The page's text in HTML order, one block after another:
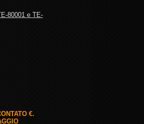
80001 e TE-
€.